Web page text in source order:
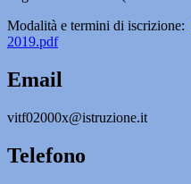
Modalità e termini di iscrizione:
2019.pdf
Email
vitf02000x@istruzione.it
Telefono